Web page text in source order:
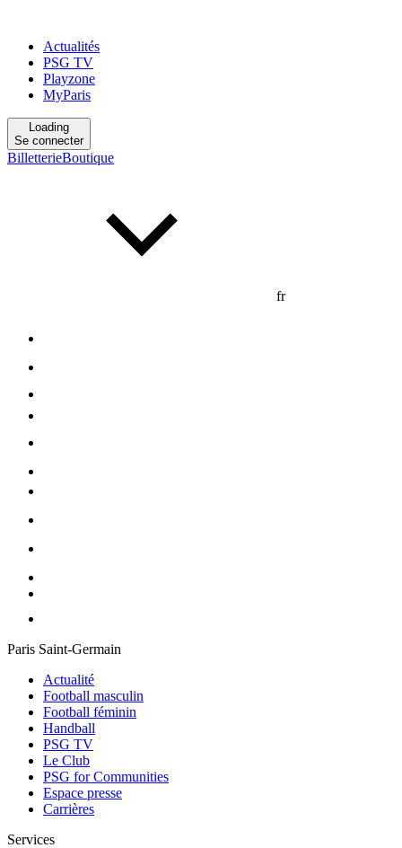
Actualités
PSG TV
Playzone
MyParis
Loading
Se connecter
BilletterieBoutique
fr
Paris Saint-Germain
Actualité
Football masculin
Football féminin
Handball
PSG TV
Le Club
PSG for Communities
Espace presse
Carrières
Services